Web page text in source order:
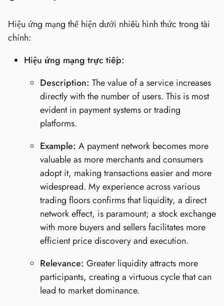
Hiệu ứng mạng thể hiện dưới nhiều hình thức trong tài
chính:
Hiệu ứng mạng trực tiếp:
Description: The value of a service increases
directly with the number of users. This is most
evident in payment systems or trading
platforms.
Example: A payment network becomes more
valuable as more merchants and consumers
adopt it, making transactions easier and more
widespread. My experience across various
trading floors confirms that liquidity, a direct
network effect, is paramount; a stock exchange
with more buyers and sellers facilitates more
efficient price discovery and execution.
Relevance: Greater liquidity attracts more
participants, creating a virtuous cycle that can
lead to market dominance.